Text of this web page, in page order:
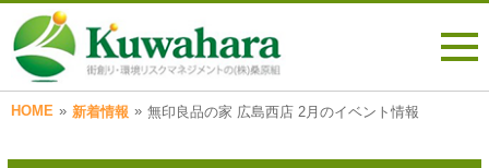
HOME » 新着情報 » 無印良品の家 広島西店 2月のイベント情報